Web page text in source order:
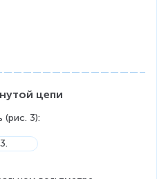
n
цепи
3):